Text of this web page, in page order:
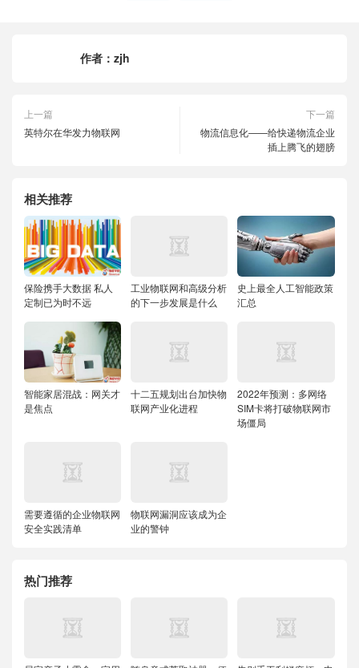
作者： zjh
上一篇
英特尔在华发力物联网
下一篇
物流信息化——给快递物流企业
插上腾飞的翅膀
相关推荐
保险携手大数据 私人
定制已为时不远
工业物联网和高级分析
的下一步发展是什么
史上最全人工智能政策
汇总
智能家居混战：网关才
是焦点
十二五规划出台加快物
联网产业化进程
2022年预测：多网络
SIM卡将打破物联网市
场僵局
需要遵循的企业物联网
安全实践清单
物联网漏洞应该成为企
业的警钟
热门推荐